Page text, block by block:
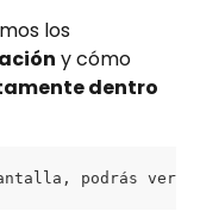
los
y cómo
dentro
podrás ver la